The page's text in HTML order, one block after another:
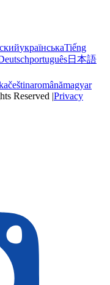
українськаTiếng
português日本語
češtinaromânămagyar
Reserved |Privacy